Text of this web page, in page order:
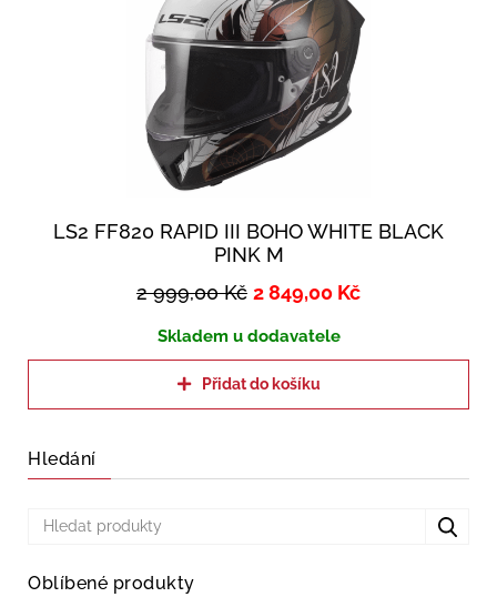
LS2 FF820 RAPID III BOHO WHITE BLACK
PINK M
2 999,00Kč 2 849,00 Kč
Skladem u dodavatele
Přidat do košíku
Hledání
Oblíbené produkty